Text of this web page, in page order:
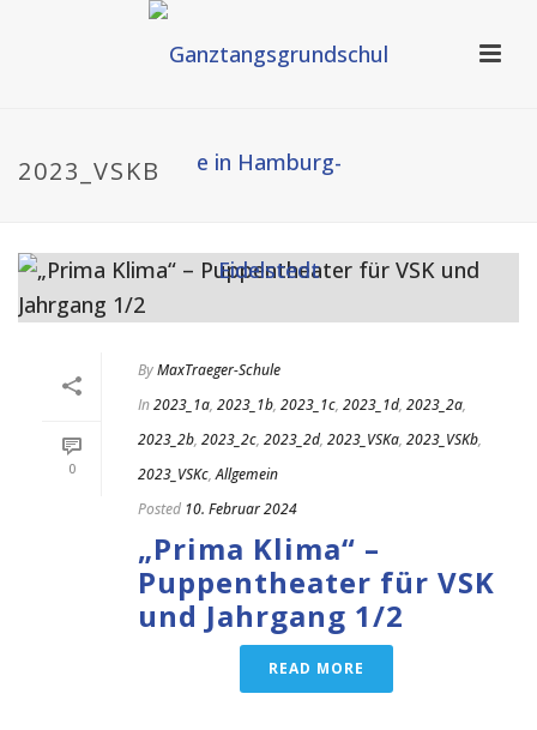
2023_VSKB
0
ByMaxTraeger-Schule
In2023_1a, 2023_1b, 2023_1c, 2023_1d, 2023_2a,
2023_2b, 2023_2c, 2023_2d, 2023_VSKa, 2023_VSKb,
2023_VSKc,Allgemein
Posted 10. Februar 2024
„Prima Klima“ –
Puppentheater für VSK
und Jahrgang 1/2
READ MORE